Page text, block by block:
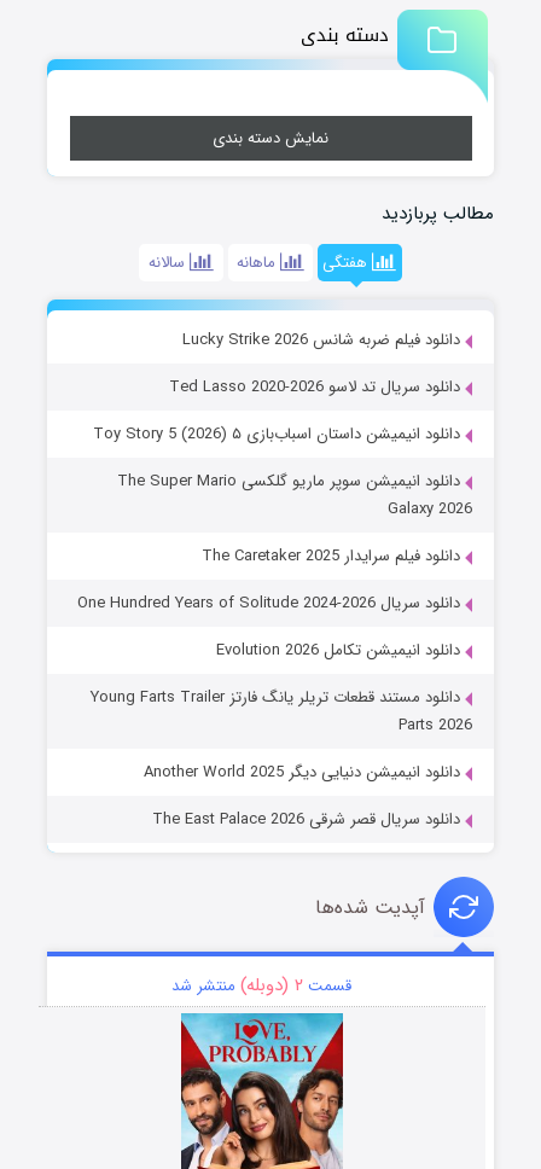
دسته بندی
نمایش دسته بندی
مطالب پربازدید
هفتگی ماهانه سالانه
دانلود فیلم ضربه شانس Lucky Strike 2026
دانلود سریال تد لاسو Ted Lasso 2020-2026
دانلود انیمیشن داستان اسباب‌بازی ۵ Toy Story 5 (2026)
دانلود انیمیشن سوپر ماریو گلکسی The Super Mario
Galaxy 2026
دانلود فیلم سرایدار The Caretaker 2025
دانلود سریال One Hundred Years of Solitude 2024-2026
دانلود انیمیشن تکامل Evolution 2026
دانلود مستند قطعات تریلر یانگ فارتز Young Farts Trailer
Parts 2026
دانلود انیمیشن دنیایی دیگر Another World 2025
دانلود سریال قصر شرقی The East Palace 2026
آپدیت شده‌ها
قسمت ۲ (دوبله) منتشر شد